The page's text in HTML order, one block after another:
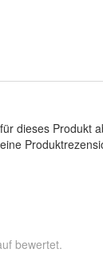
dieses Produkt
bewertet.